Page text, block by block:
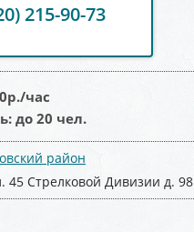
215-90-73
р./час
до 20 чел.
район
45 Стрелковой Дивизии д. 98